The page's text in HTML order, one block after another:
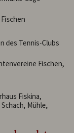
des Tennis-Clubs
Fischen,
Fiskina,
Mühle,